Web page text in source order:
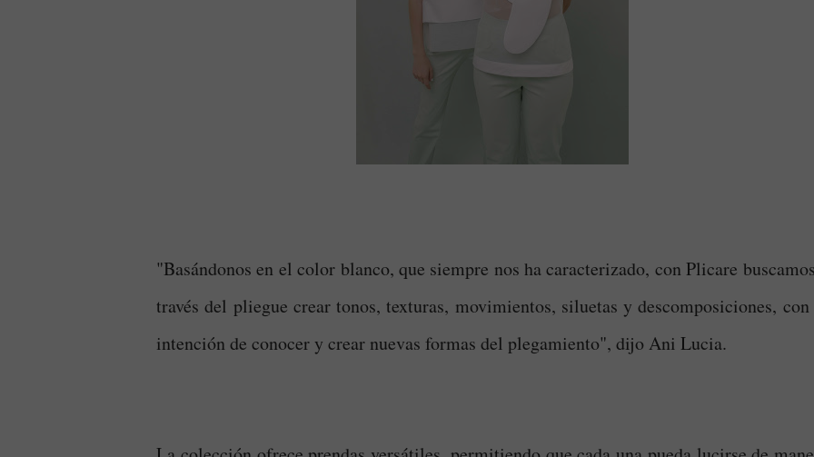
"Basándonos en el color blanco, que siempre nos ha caracterizado, con Plicare
través del pliegue crear tonos, texturas, movimientos, siluetas y descomposiciones,
intención de conocer y crear nuevas formas del plegamiento", dijo Ani Lucia.